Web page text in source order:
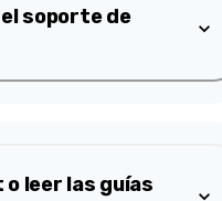
soporte de
leer las guías